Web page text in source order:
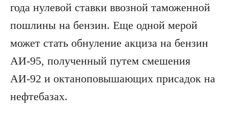
года нулевой ставки ввозной таможенной
пошлины на бензин. Еще одной мерой
может стать обнуление акциза на бензин
АИ-95, полученный путем смешения
АИ-92 и октаноповышающих присадок на
нефтебазах.